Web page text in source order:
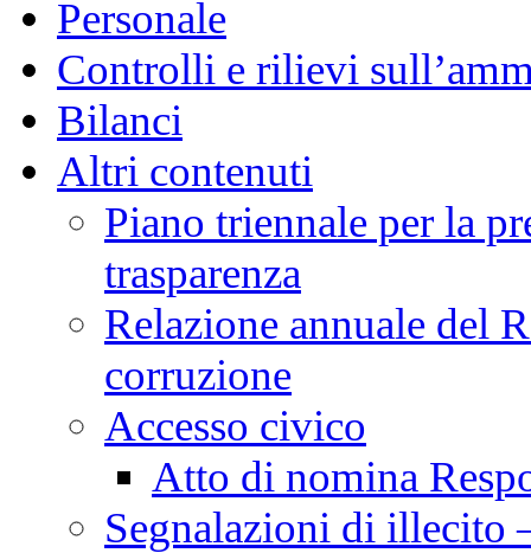
Personale
Controlli e rilievi
Bilanci
Altri contenuti
Piano triennale per la
trasparenza
Relazione annuale del
corruzione
Accesso civico
Atto di nomina
Segnalazioni di illecito